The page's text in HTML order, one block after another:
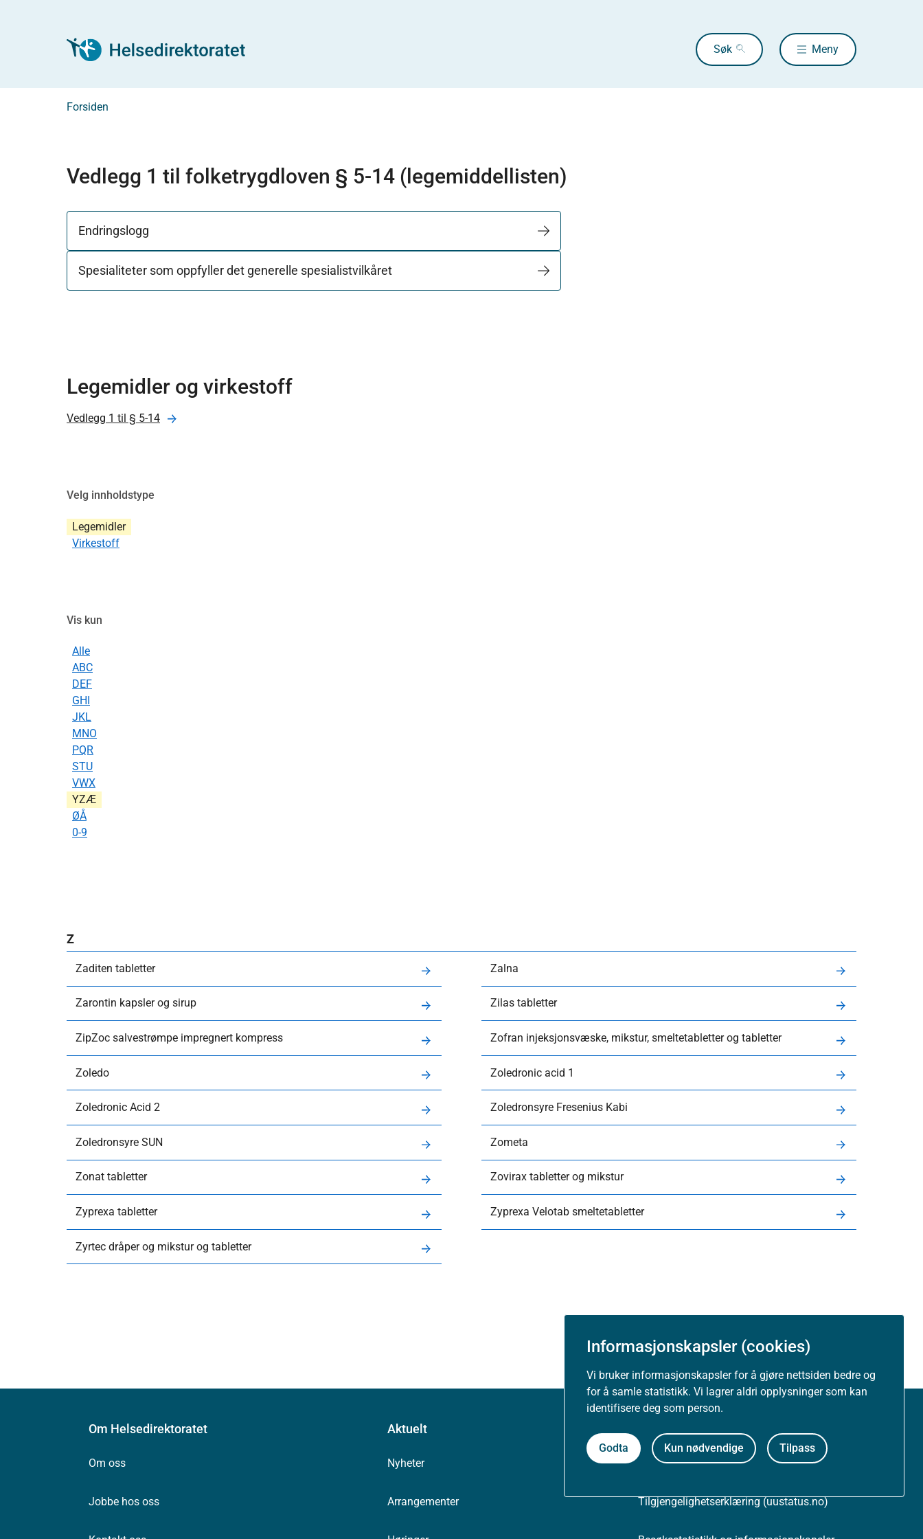
Informasjonskapsler (cookies)
Vi bruker informasjonskapsler for å gjøre nettsiden bedre og
for å samle statistikk. Vi lagrer aldri opplysninger som kan
identifisere deg som person.
Godta Kun nødvendige Tilpass
Søk Meny
Forsiden
Vedlegg 1 til folketrygdloven § 5-14 (legemiddellisten)
Endringslogg
Spesialiteter som oppfyller det generelle spesialistvilkåret
Legemidler og virkestoff
Vedlegg 1 til § 5-14
Velg innholdstype
Legemidler
Virkestoff
Vis kun
Alle
ABC
DEF
GHI
JKL
MNO
PQR
STU
VWX
YZÆ
ØÅ
0-9
Z
Zaditen tabletter Zalna
Zarontin kapsler og sirup Zilas tabletter
ZipZoc salvestrømpe impregnert kompress Zofran injeksjonsvæske, mikstur, smeltetabletter og tabletter
Zoledo Zoledronic acid 1
Zoledronic Acid 2 Zoledronsyre Fresenius Kabi
Zoledronsyre SUN Zometa
Zonat tabletter Zovirax tabletter og mikstur
Zyprexa tabletter Zyprexa Velotab smeltetabletter
Zyrtec dråper og mikstur og tabletter
Om Helsedirektoratet
Om oss
Jobbe hos oss
Aktuelt
Nyheter
Arrangementer
Personvernerklæring
Tilgjengelighetserklæring (uustatus.no)